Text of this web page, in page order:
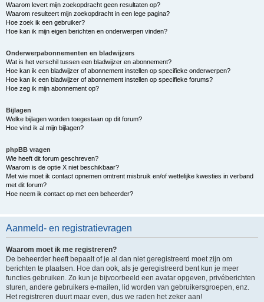
Waarom levert mijn zoekopdracht geen resultaten op?
Waarom resulteert mijn zoekopdracht in een lege pagina?
Hoe zoek ik een gebruiker?
Hoe kan ik mijn eigen berichten en onderwerpen vinden?
Onderwerpabonnementen en bladwijzers
Wat is het verschil tussen een bladwijzer en abonnement?
Hoe kan ik een bladwijzer of abonnement instellen op specifieke onderwerpen?
Hoe kan ik een bladwijzer of abonnement instellen op specifieke forums?
Hoe zeg ik mijn abonnement op?
Bijlagen
Welke bijlagen worden toegestaan op dit forum?
Hoe vind ik al mijn bijlagen?
phpBB vragen
Wie heeft dit forum geschreven?
Waarom is de optie X niet beschikbaar?
Met wie moet ik contact opnemen omtrent misbruik en/of wettelijke kwesties in verband
met dit forum?
Hoe neem ik contact op met een beheerder?
Aanmeld- en registratievragen
Waarom moet ik me registreren?
De beheerder heeft bepaalt of je al dan niet geregistreerd moet zijn om
berichten te plaatsen. Hoe dan ook, als je geregistreerd bent kun je meer
functies gebruiken. Zo kun je bijvoorbeeld een avatar opgeven, privéberichten
sturen, andere gebruikers e-mailen, lid worden van gebruikersgroepen, enz.
Het registreren duurt maar even, dus we raden het zeker aan!